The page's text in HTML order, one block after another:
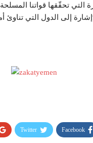
التي تحقّقها قواتنا
إلى الدول التي تناوئ
Facebook
Twitter